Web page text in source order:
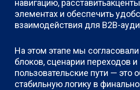
навигацию,
элементах и обеспечить
взаимодействия для B2B-
На этом этапе мы
блоков, сценарии переходов и
пользовательские пути — это
стабильную логику в